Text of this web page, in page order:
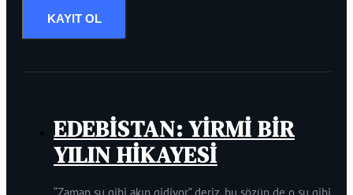
KAYIT OL
EDEBİSTAN: YİRMİ BİR
YILIN HİKAYESİ